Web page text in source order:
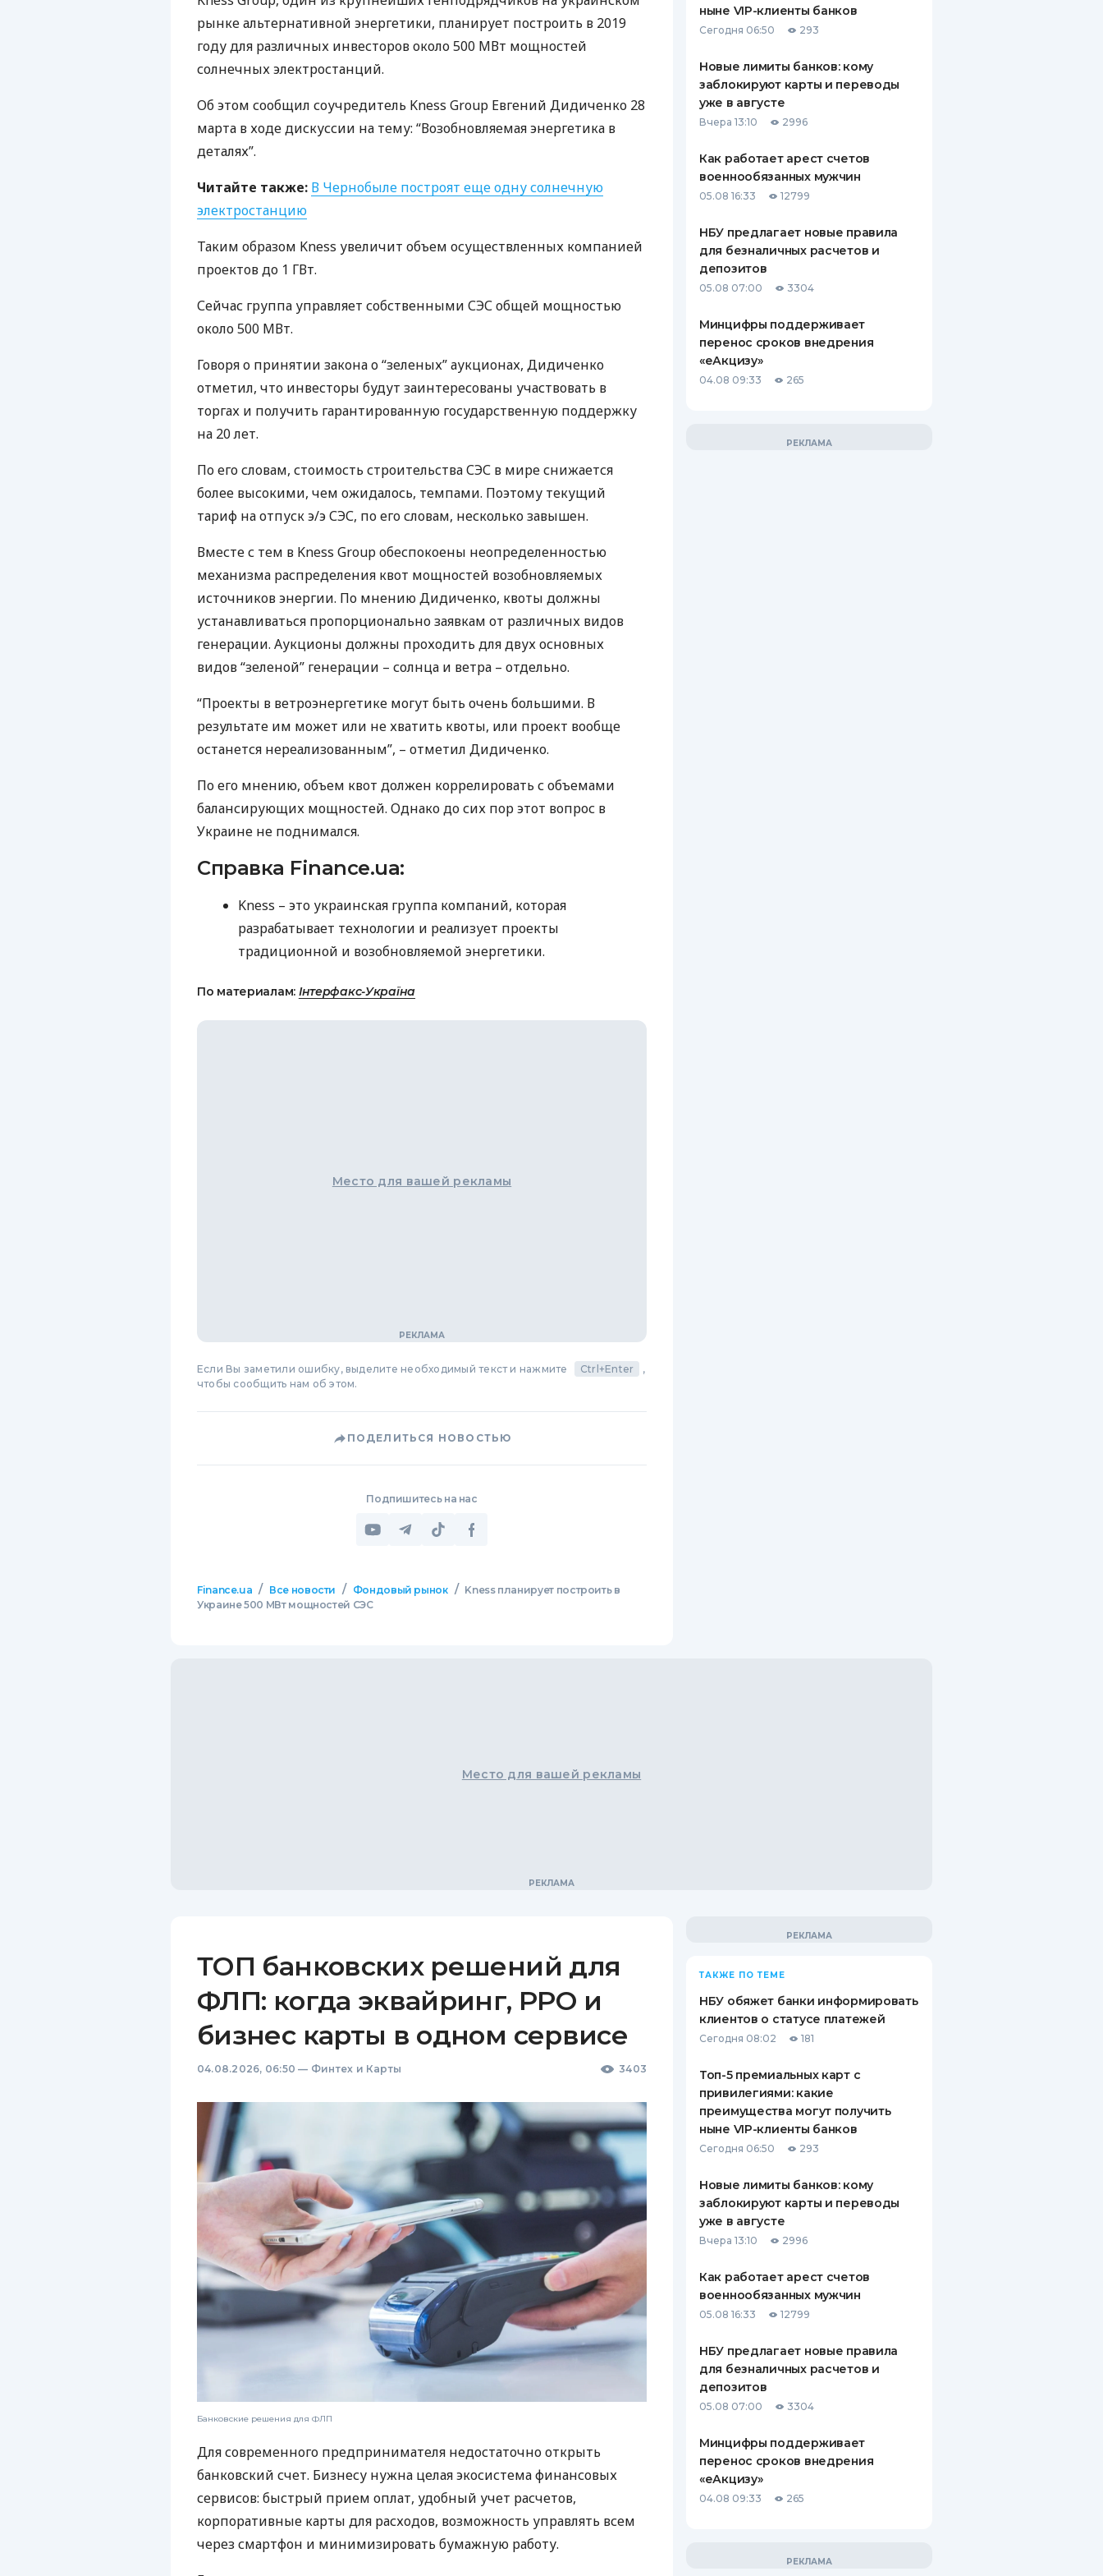
ЕЖЕМЕСЯЧНЫЙ ОБЗОР
КЕШБЭКА
ПУТЕВОДИТЕЛИ ПО
ВСЕ СТРАХОВЫЕ ПОЛИСЫ
СТРАХОВЫЕ КОМПАНИИ
КОМПАНИЯХ
рынке альтернативной энергетики, планирует построить в 2019
году для различных инвесторов около 500 МВт мощностей
солнечных электростанций.
Об этом сообщил соучредитель Kness Group Евгений Дидиченко 28
марта в ходе дискуссии на тему: “Возобновляемая энергетика в
деталях”.
Читайте также: В Чернобыле построят еще одну солнечную
электростанцию
Таким образом Kness увеличит объем осуществленных компанией
проектов до 1 ГВт.
Сейчас группа управляет собственными СЭСобщей мощностью
около 500 МВт.
Говоря о принятии закона о “зеленых” аукционах, Дидиченко
отметил, что инвесторы будут заинтересованы участвовать в
торгах и получить гарантированную государственную поддержку
на 20 лет.
По его словам, стоимость строительстваСЭС в мире снижается
более высокими, чем ожидалось, темпами. Поэтому текущий
тариф на отпуск э/эСЭС, по его словам, несколько завышен.
Вместе с тем в Kness Group обеспокоены неопределенностью
механизма распределения квот мощностей возобновляемых
источников энергии. По мнению Дидиченко, квоты должны
устанавливаться пропорционально заявкам от различных видов
генерации. Аукционы должны проходить для двух основных
видов “зеленой” генерации – солнца и ветра – отдельно.
“Проекты в ветроэнергетике могут быть очень большими. В
результате им может или не хватить квоты, или проект вообще
останется нереализованным”, – отметил Дидиченко.
По его мнению, объем квот должен коррелировать с объемами
балансирующих мощностей. Однако до сих пор этот вопрос в
Украине не поднимался.
Справка Finance.ua:
Kness – это украинская группа компаний, которая
разрабатывает технологии и реализует проекты
традиционной и возобновляемой энергетики.
По материалам: Інтерфакс-Україна
Место для вашей рекламы
Если Вы заметили ошибку, выделите необходимый текст и нажмите Ctrl+Enter
,
чтобы сообщить нам об этом.
ПОДЕЛИТЬСЯ НОВОСТЬЮ
Подпишитесь на нас
Finance.ua / Все новости / Фондовый рынок / Kness планирует построить в
Украине 500 МВт мощностей СЭС
ныне VIP-клиенты банков
Сегодня 06:50 293
Новые лимиты банков: кому
заблокируют карты и переводы
уже в августе
Вчера 13:10 2996
Как работает арест счетов
военнообязанных мужчин
05.08 16:33 12799
НБУ предлагает новые правила
для безналичных расчетов и
депозитов
05.08 07:00 3304
Минцифры поддерживает
перенос сроков внедрения
«еАкцизу»
04.08 09:33 265
Место для вашей рекламы
ТОП банковских решений для
ФЛП: когда эквайринг, РРО и
бизнес карты в одном сервисе
04.08.2026, 06:50 — Финтех и Карты 3403
Банковские решения для ФЛП
Для современного предпринимателя недостаточно открыть
банковский счет. Бизнесу нужна целая экосистема финансовых
сервисов: быстрый прием оплат, удобный учет расчетов,
корпоративные карты для расходов, возможность управлять всем
через смартфон и минимизировать бумажную работу.
ТАКЖЕ ПО ТЕМЕ
НБУ обяжет банки информировать
клиентов о статусе платежей
Сегодня 08:02 181
Топ-5 премиальных карт с
привилегиями: какие
преимущества могут получить
ныне VIP-клиенты банков
Сегодня 06:50 293
Новые лимиты банков: кому
заблокируют карты и переводы
уже в августе
Вчера 13:10 2996
Как работает арест счетов
военнообязанных мужчин
05.08 16:33 12799
НБУ предлагает новые правила
для безналичных расчетов и
депозитов
05.08 07:00 3304
Минцифры поддерживает
перенос сроков внедрения
«еАкцизу»
04.08 09:33 265